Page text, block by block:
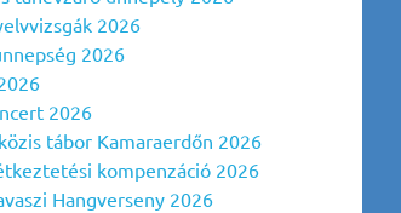
2026
2026
2026
tábor Kamaraerdőn 2026
kompenzáció 2026
Hangverseny 2026